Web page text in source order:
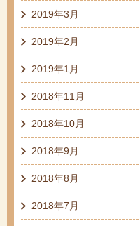
2019年3月
2019年2月
2019年1月
2018年11月
2018年10月
2018年9月
2018年8月
2018年7月